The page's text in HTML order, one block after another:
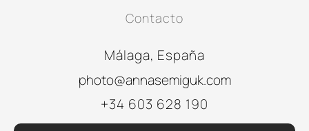
Contacto
Málaga, España
photo@annasemiguk.com
+34 603 628 190